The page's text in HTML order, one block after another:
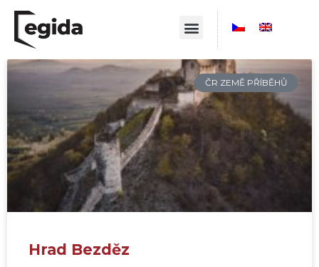
ČR ZEMĚ PŘÍBĚHŮ
Hrad Bezděz